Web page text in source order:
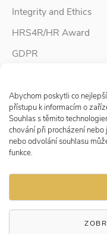
Abychom poskytli co
přístupu k informacím o
Souhlas s těmito
chování při procházení
nebo odvolání souhlasu
funkce.
Integrity and Ethics
HRS4R/HR Award
GDPR
Accessibility Statement
Follow us
© 2026 Research Institute